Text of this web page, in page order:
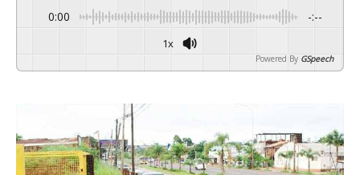
0:00 -:--
1x
Powered By GSpeech